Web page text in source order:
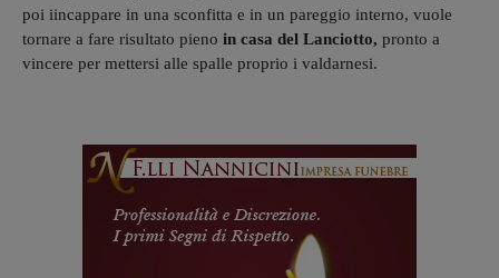
poi iincappare in una sconfitta e in un pareggio interno, vuole
tornare a fare risultato pieno in casa del Lanciotto, pronto a
vincere per mettersi alle spalle proprio i valdarnesi.